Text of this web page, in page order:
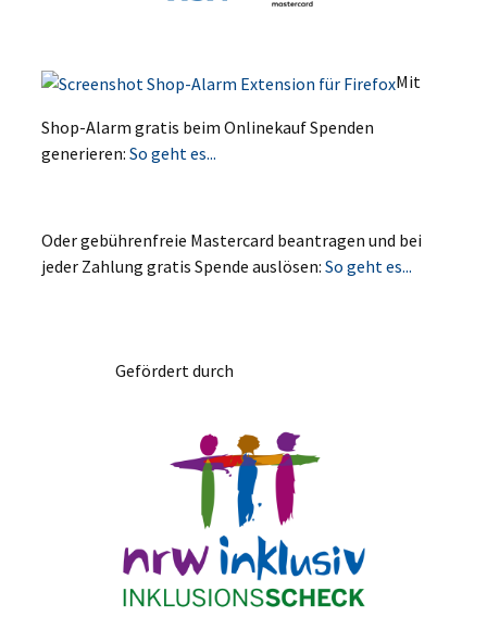
Mit
Shop-Alarm gratis beim Onlinekauf Spenden
generieren:So geht es...
Oder gebührenfreie Mastercard beantragen und bei
jeder Zahlung gratis Spende auslösen:So geht es...
Gefördert durch